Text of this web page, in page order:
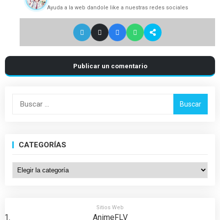
Ayuda a la web dandole like a nuestras redes sociales
Publicar un comentario
Buscar:
CATEGORÍAS
Categorías
Sitios Web
AnimeFLV